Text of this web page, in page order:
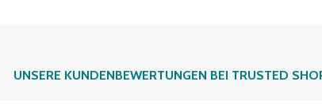
UNSERE KUNDENBEWERTUNGEN BEI TRUSTED